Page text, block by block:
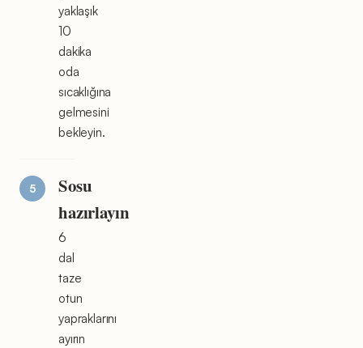
yaklaşık
10
dakika
oda
sıcaklığına
gelmesini
bekleyin.
Sosu
hazırlayın
6
dal
taze
otun
yapraklarını
ayırın